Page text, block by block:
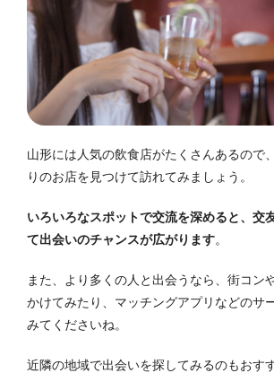
山形には人気の飲食店がたくさんあるので
りのお店を見つけて訪れてみましょう。
いろいろなスポットで交流を深めると、交
て出会いのチャンスが広がります。
また、より多くの人と出会うなら、街コン
かけてみたり、マッチングアプリなどのサ
みてくださいね。
近隣の地域で出会いを探してみるのもおす